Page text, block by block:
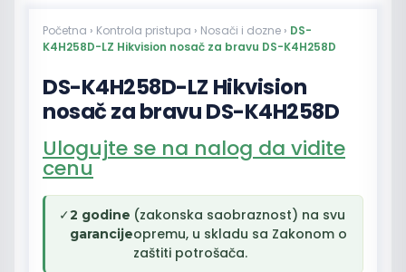
Početna › Kontrola pristupa › Nosači i dozne › DS-
K4H258D-LZ Hikvision nosač za bravu DS-K4H258D
DS-K4H258D-LZ Hikvision
nosač za bravu DS-K4H258D
Ulogujte se na nalog da vidite
cenu
✓2 godine
garancije
(zakonska saobraznost) na svu
opremu, u skladu sa Zakonom o
zaštiti potrošača.